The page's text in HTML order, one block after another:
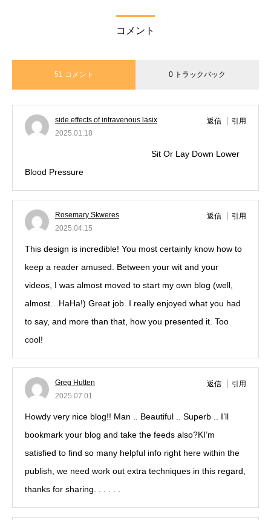
コメント
51 コメント 0 トラックバック
side effects of intravenous lasix
2025.01.18
返信 引用
Sit Or Lay Down Lower
Blood Pressure
Rosemary Skweres
2025.04.15
返信 引用
This design is incredible! You most certainly know how to
keep a reader amused. Between your wit and your
videos, I was almost moved to start my own blog (well,
almost…HaHa!) Great job. I really enjoyed what you had
to say, and more than that, how you presented it. Too
cool!
Greg Hutten
2025.07.01
返信 引用
Howdy very nice blog!! Man .. Beautiful .. Superb .. I’ll
bookmark your blog and take the feeds also?KI’m
satisfied to find so many helpful info right here within the
publish, we need work out extra techniques in this regard,
thanks for sharing. . . . . .